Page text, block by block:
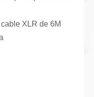
XLR de 6M